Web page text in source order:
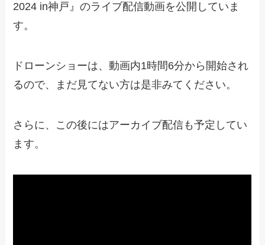
2024 in神戸』のライブ配信動画を公開していま
す。
ドローンショーは、動画内1時間6分から開始され
るので、まだ見てない方は是非みてください。
さらに、この後にはアーカイブ配信も予定してい
ます。